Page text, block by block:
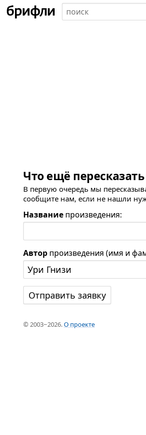
Что ещё
В первую очередь мы
сообщите нам, если не нашли
Название произведения:
Автор произведения (имя и
© 2003−2026.О проекте